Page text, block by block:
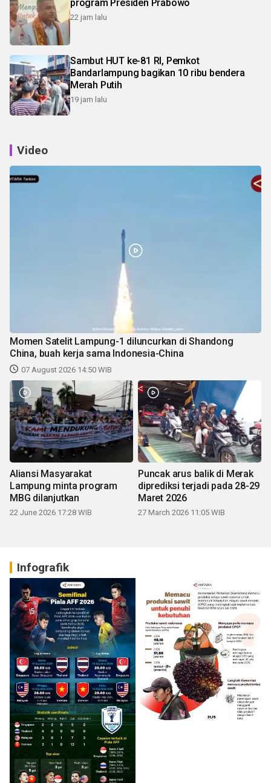
program Presiden Prabowo
22 jam lalu
Sambut HUT ke-81 RI, Pemkot
Bandarlampung bagikan 10 ribu bendera
Merah Putih
19 jam lalu
Video
Momen Satelit Lampung-1 diluncurkan di Shandong
China, buah kerja sama Indonesia-China
07 August 2026 14:50 WIB
Aliansi Masyarakat
Lampung minta program
MBG dilanjutkan
22 June 2026 17:28 WIB
Puncak arus balik di Merak
diprediksi terjadi pada 28-29
Maret 2026
27 March 2026 11:05 WIB
Infografik